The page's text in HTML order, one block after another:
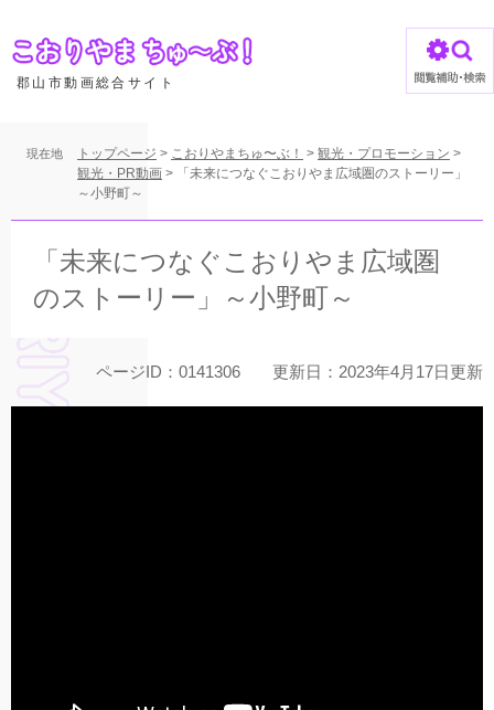
ジ
郡山市動画総合サイト
現在地 トップページ > こおりやまちゅ〜ぶ！ > 観光・プロモーション >
観光・PR動画 >
「未来につなぐこおりやま広域圏のストーリー」
～小野町～
「未来につなぐこおりやま広域圏
のストーリー」～小野町～
ページID：0141306 更新日：2023年4月17日更新